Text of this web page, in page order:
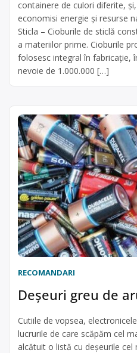
containere de culori diferite,
economisi energie şi resurse
Sticla – Cioburile de sticlă
a materiilor prime. Cioburile
folosesc integral în fabricaţie,
nevoie de 1.000.000 […]
RECOMANDARI
Deşeuri greu de
Cutiile de vopsea,
lucrurile de care scăpăm cel
alcătuit o listă cu deşeurile